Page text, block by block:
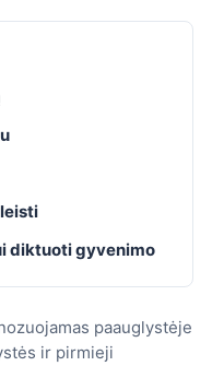
diktuoti gyvenimo
paauglystėje
ir pirmieji